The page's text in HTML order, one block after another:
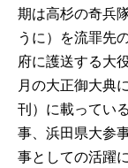
期は高杉の奇兵
うに）を流罪先
府に護送する大
月の大正御大典
刊）に載ってい
事、浜田県大参
事としての活躍